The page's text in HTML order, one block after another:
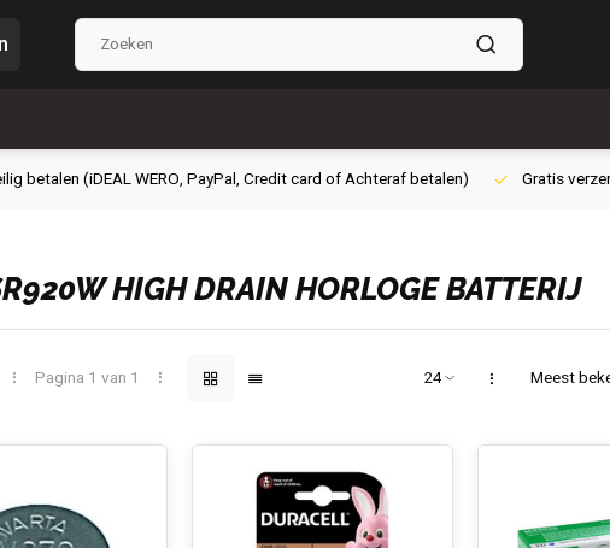
betalen (iDEAL WERO, PayPal, Credit card of Achteraf betalen) Gratis
HIGH DRAIN HORLOGE BATTERIJ
Pagina 1 van 1 Meest